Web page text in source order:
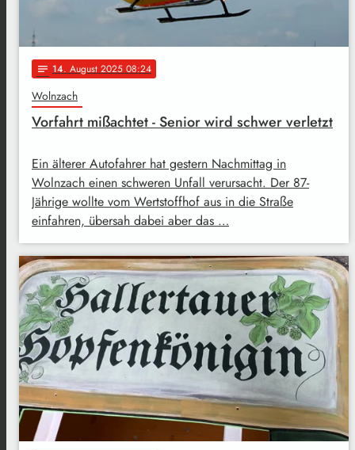
notes 14. August 2025 08:24
Wolnzach
Vorfahrt mißachtet - Senior wird schwer verletzt
Ein älterer Autofahrer hat gestern Nachmittag in
Wolnzach einen schweren Unfall verursacht. Der 87-
Jährige wollte vom Wertstoffhof aus in die Straße
einfahren, übersah dabei aber das …